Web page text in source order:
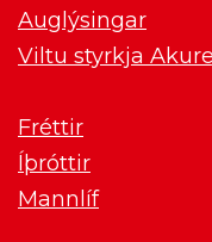
Auglýsingar
Viltu styrkja
Fréttir
Íþróttir
Mannlíf